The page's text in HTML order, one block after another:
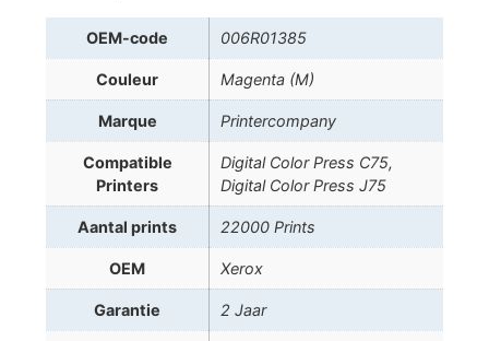
OEM-code 006R01385
Couleur Magenta (M)
Marque Printercompany
Compatible
Printers
Digital Color Press C75,
Digital Color Press J75
Aantal prints 22000 Prints
OEM Xerox
Garantie 2 Jaar